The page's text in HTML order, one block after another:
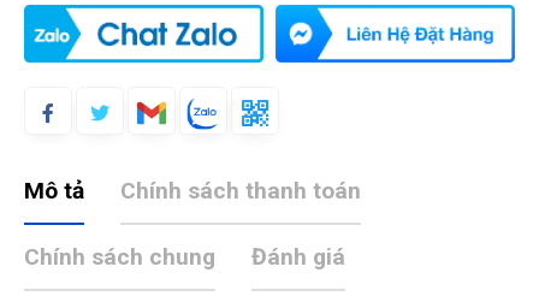
Mô tả Chính sách thanh toán
Chính sách chung Đánh giá